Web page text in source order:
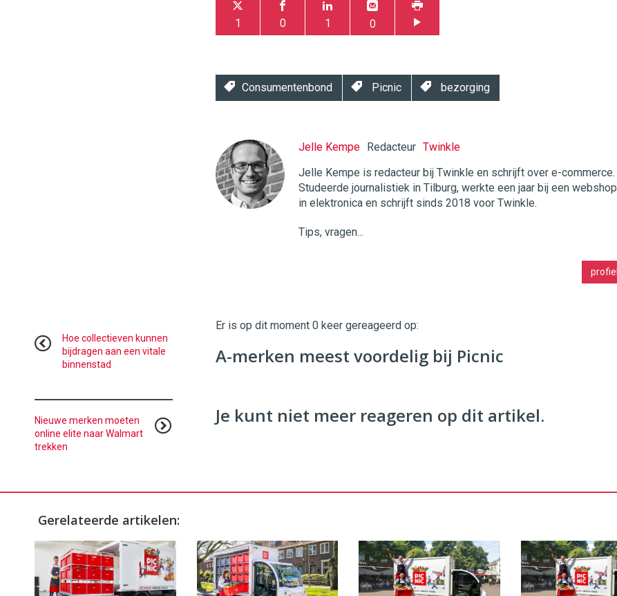
1 0 1 0
Consumentenbond Picnic bezorging
Jelle Kempe Redacteur Twinkle
Jelle Kempe is redacteur bij Twinkle en schrijft over e-commerce.
Studeerde journalistiek in Tilburg, werkte een jaar bij een webshop
in elektronica en schrijft sinds 2018 voor Twinkle.
Tips, vragen...
profiel
Twinkle
|
Digital
Commercehttps://twinklemagazine.nl
Er is op dit moment 0 keer gereageerd op:
A-merken meest voordelig bij Picnic
Je kunt niet meer reageren op dit artikel.
Hoe collectieven kunnen
bijdragen aan een vitale
binnenstad
Nieuwe merken moeten
online elite naar Walmart
trekken
Gerelateerde artikelen: